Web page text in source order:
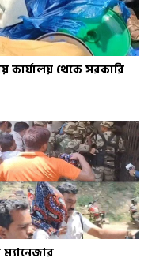
কার্যালয় থেকে সরকারি
ম্যানেজার